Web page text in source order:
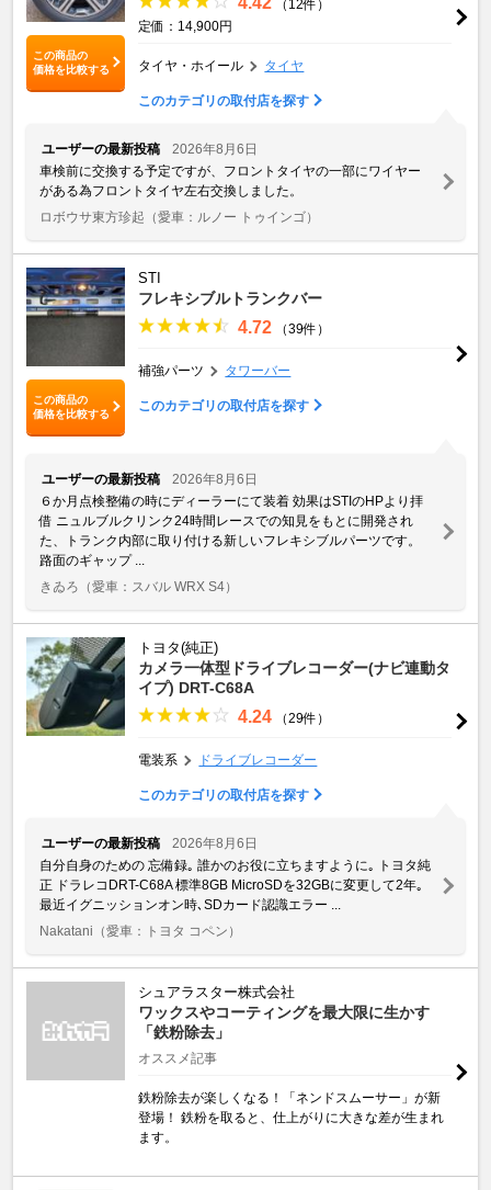
この商品の
価格を比較する
（12件）
定価：14,900円
タイヤ・ホイール タイヤ
このカテゴリの取付店を探す
ユーザーの最新投稿
2026年8月6日
車検前に交換する予定ですが、フロントタイヤの一部にワイヤー
がある為フロントタイヤ左右交換しました。
ロボウサ東方珍起 （愛車：ルノー トゥインゴ）
この商品の
価格を比較する
STI
フレキシブルトランクバー
4.72 （39件）
補強パーツ タワーバー
このカテゴリの取付店を探す
ユーザーの最新投稿
2026年8月6日
６か月点検整備の時にディーラーにて装着 効果はSTIのHPより拝
借 ニュルブルクリンク24時間レースでの知見をもとに開発され
た、トランク内部に取り付ける新しいフレキシブルパーツです。
路面のギャップ ...
きゐろ （愛車：スバル WRX S4）
トヨタ(純正)
カメラ一体型ドライブレコーダー(ナビ連動タ
イプ) DRT-C68A
4.24 （29件）
電装系 ドライブレコーダー
このカテゴリの取付店を探す
ユーザーの最新投稿
2026年8月6日
自分自身のための 忘備録｡ 誰かのお役に立ちますように｡ トヨタ純
正 ドラレコDRT-C68A 標準8GB MicroSDを32GBに変更して2年｡
最近イグニッションオン時､SDカード認識エラー ...
Nakatani （愛車：トヨタ コペン）
シュアラスター株式会社
ワックスやコーティングを最大限に生かす
「鉄粉除去」
オススメ記事
鉄粉除去が楽しくなる！「ネンドスムーサー」が新
登場！ 鉄粉を取ると、仕上がりに大きな差が生まれ
ます。